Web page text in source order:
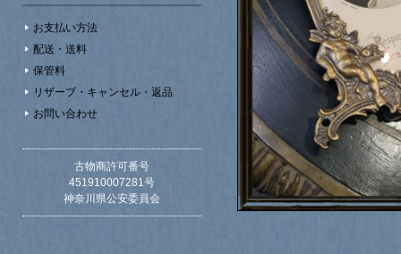
お支払い方法
配送・送料
保管料
リザーブ・キャンセル・返品
お問い合わせ
古物商許可番号
451910007281号
神奈川県公安委員会